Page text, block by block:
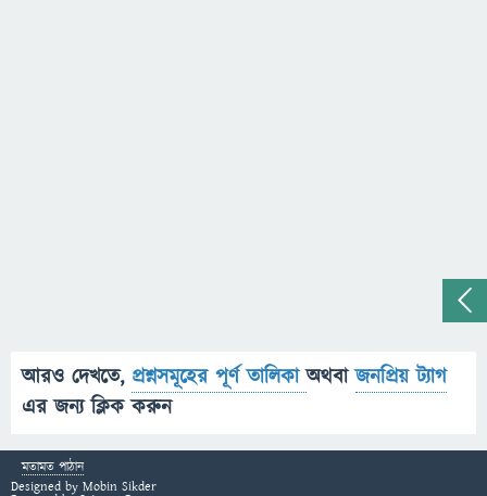
আরও দেখতে, প্রশ্নসমূহের পূর্ণ তালিকাঅথবাজনপ্রিয় ট্যাগ
এর জন্য ক্লিক করুন
মতামত পাঠান
Designed by Mobin Sikder